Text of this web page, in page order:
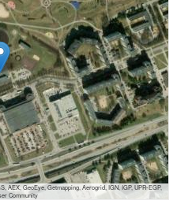
GeoEye, Getmapping, Aerogrid, IGN, IGP, UPR-EGP,
Community